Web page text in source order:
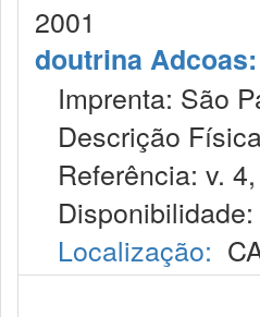
2001
doutrina
Imprenta: São
Descrição
Referência: v.
Disponibilidade:
Localização: